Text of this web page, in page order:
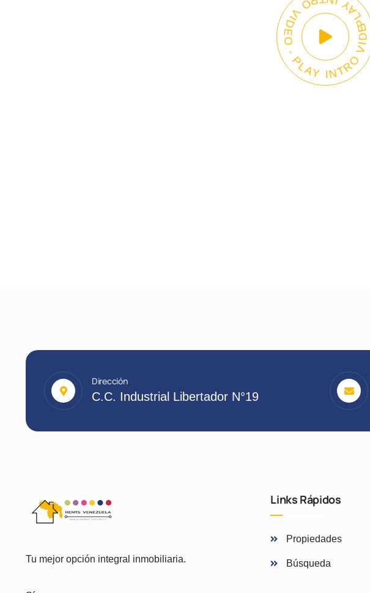
PLAY INTRO VIDEO - PLAY INTRO VIDEO -
Dirección
C.C. Industrial Libertador N°19
Tu mejor opción integral inmobiliaria.
Links Rápidos
Propiedades
Búsqueda